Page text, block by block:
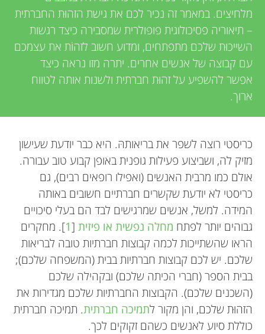
מלחיצים. במאמר זה נכיר לכם את גישת הזהוּת החברתית
– תיאוריה פסיכולוגית פופולרית שמסבירה כיצד רגשות
השייכוּת שלכם מתפתחים, ומדוע חשוב לזהוֹת את עצמכם
עם קבוצה של אנשים אחרים. יתרה מזו נראה כיצד
אפשר להשפיע על זהוּת חברתית ולשנות אותה לטווח
ארוך.
כריסטי רוצה לשפר את בריאותהּ. היא כבר יודעת שעישון
מזיק לה, ושביצוע פעילות גופנית באופן קבוע טוב עבורה.
אולם כמו מרבית האנשים (ואפילו רופאים רבים), גם
כריסטי לא יודעת שקשרים חברתיים חשובים באותה
המידה. למשל, אנשים שמרגישים לבד הם בעלי סיכויים
גבוהים יותר לפתח מחלה נפשית או פיזית[
1]. מחקרים
הראו שהשתייכות לכמה קבוצות חברתיות טובה לבריאות
שלכם. יש לכם קבוצות חברתיות בבית (המשפחה שלכם);
בבית הספר (חברי הכיתה שלכם) ובקהילה שלכם
(השכנים שלכם). הקבוצות החברתיות שלכם מגדירות את
הזהוּת שלכם, והן מקור לתמיכה חברתית. תמיכה חברתית
כוללת סיוע לאנשים כשהם זקוקים לכך.